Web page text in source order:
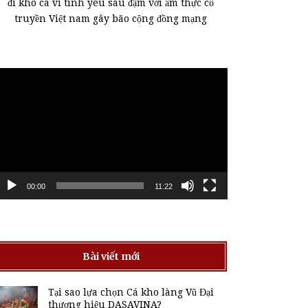
đi kho cá vì tình yêu sâu đậm với ẩm thực cổ
truyền Việt nam gây bão cộng đồng mạng
00:00 11:22
Bài viết mới
Tại sao lựa chọn Cá kho làng Vũ Đại
thương hiệu DASAVINA?